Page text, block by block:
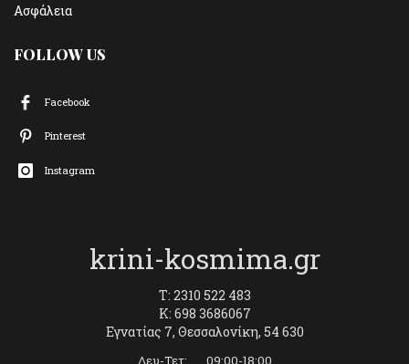
Ασφάλεια
FOLLOW US
Facebook
Pinterest
Instagram
krini-kosmima.gr
T: 2310 522 483
K: 698 3686067
Εγνατίας 7, Θεσσαλονίκη, 54 630
Δευ-Τετ: 09:00-18:00